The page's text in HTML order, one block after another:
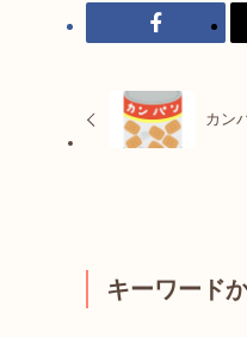
カン
キーワード